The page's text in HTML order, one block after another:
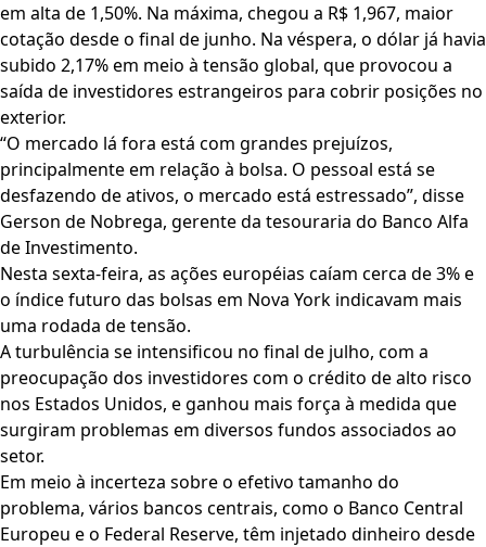
em alta de 1,50%. Na máxima, chegou a R$ 1,967, maior
cotação desde o final de junho. Na véspera, o dólar já havia
subido 2,17% em meio à tensão global, que provocou a
saída de investidores estrangeiros para cobrir posições no
exterior.
“O mercado lá fora está com grandes prejuízos,
principalmente em relação à bolsa. O pessoal está se
desfazendo de ativos, o mercado está estressado”, disse
Gerson de Nobrega, gerente da tesouraria do Banco Alfa
de Investimento.
Nesta sexta-feira, as ações européias caíam cerca de 3% e
o índice futuro das bolsas em Nova York indicavam mais
uma rodada de tensão.
A turbulência se intensificou no final de julho, com a
preocupação dos investidores com o crédito de alto risco
nos Estados Unidos, e ganhou mais força à medida que
surgiram problemas em diversos fundos associados ao
setor.
Em meio à incerteza sobre o efetivo tamanho do
problema, vários bancos centrais, como o Banco Central
Europeu e o Federal Reserve, têm injetado dinheiro desde